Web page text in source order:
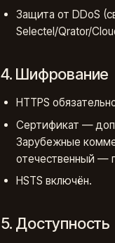
Защита от DDoS
Selectel/Qrator/
4. Шифрование
HTTPS
Сертификат —
Зарубежные
отечественный —
HSTS включён.
5. Доступность